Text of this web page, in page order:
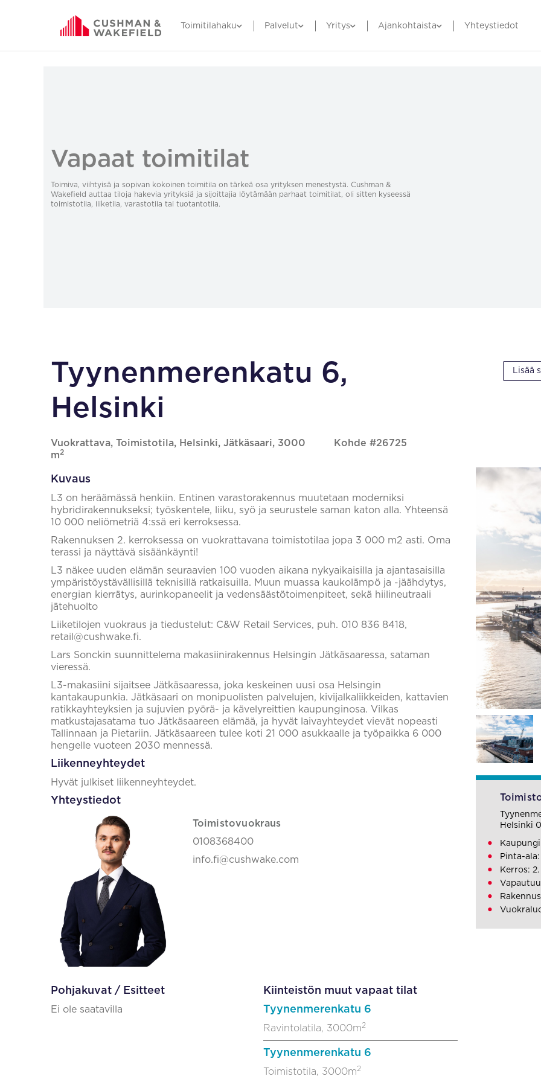
Toimitilahaku Palvelut Yritys Ajankohtaista Yhteystiedot
Vapaat toimitilat
Toimiva, viihtyisä ja sopivan kokoinen toimitila on tärkeä osa yrityksen menestystä. Cushman &
Wakefield auttaa tiloja hakevia yrityksiä ja sijoittajia löytämään parhaat toimitilat, oli sitten kyseessä
toimistotila, liiketila, varastotila tai tuotantotila.
Tyynenmerenkatu 6,
Helsinki
Vuokrattava, Toimistotila, Helsinki, Jätkäsaari, 3000
m2
Kohde #26725
Lisää
Kuvaus
L3 on heräämässä henkiin. Entinen varastorakennus muutetaan moderniksi
hybridirakennukseksi; työskentele, liiku, syö ja seurustele saman katon alla. Yhteensä
10 000 neliömetriä 4:ssä eri kerroksessa.
Rakennuksen 2. kerroksessa on vuokrattavana toimistotilaa jopa 3 000 m2 asti. Oma
terassi ja näyttävä sisäänkäynti!
L3 näkee uuden elämän seuraavien 100 vuoden aikana nykyaikaisilla ja ajantasaisilla
ympäristöystävällisillä teknisillä ratkaisuilla. Muun muassa kaukolämpö ja -jäähdytys,
energian kierrätys, aurinkopaneelit ja vedensäästötoimenpiteet, sekä hiilineutraali
jätehuolto
Liiketilojen vuokraus ja tiedustelut: C&W Retail Services, puh. 010 836 8418,
retail@cushwake.fi.
Lars Sonckin suunnittelema makasiinirakennus Helsingin Jätkäsaaressa, sataman
vieressä.
L3-makasiini sijaitsee Jätkäsaaressa, joka keskeinen uusi osa Helsingin
kantakaupunkia. Jätkäsaari on monipuolisten palvelujen, kivijalkaliikkeiden, kattavien
ratikkayhteyksien ja sujuvien pyörä- ja kävelyreittien kaupunginosa. Vilkas
matkustajasatama tuo Jätkäsaareen elämää, ja hyvät laivayhteydet vievät nopeasti
Tallinnaan ja Pietariin. Jätkäsaareen tulee koti 21 000 asukkaalle ja työpaikka 6 000
hengelle vuoteen 2030 mennessä.
Liikenneyhteydet
Hyvät julkiset liikenneyhteydet.
Yhteystiedot
Toimistovuokraus
0108368400
info.fi@cushwake.com
Pohjakuvat / Esitteet
Ei ole saatavilla
Kiinteistön muut vapaat tilat
Tyynenmerenkatu 6
Ravintolatila, 3000m2
Tyynenmerenkatu 6
Toimistotila, 3000m2
Helsinki
Pinta-
Kerros: